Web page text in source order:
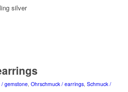
silver
/ gemstone, Ohrschmuck / earrings, Schmuck /